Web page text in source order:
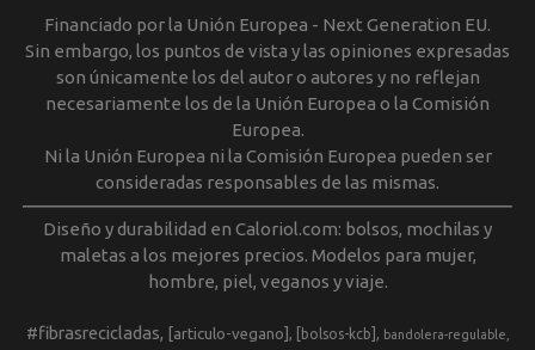
Financiado por la Unión Europea - Next Generation EU.
Sin embargo, los puntos de vista y las opiniones expresadas
son únicamente los del autor o autores y no reflejan
necesariamente los de la Unión Europea o la Comisión
Europea.
Ni la Unión Europea ni la Comisión Europea pueden ser
consideradas responsables de las mismas.
Diseño y durabilidad en Caloriol.com: bolsos, mochilas y
maletas a los mejores precios. Modelos para mujer,
hombre, piel, veganos y viaje.
#fibrasrecicladas [articulo-vegano] [bolsos-kcb] bandolera-regulable